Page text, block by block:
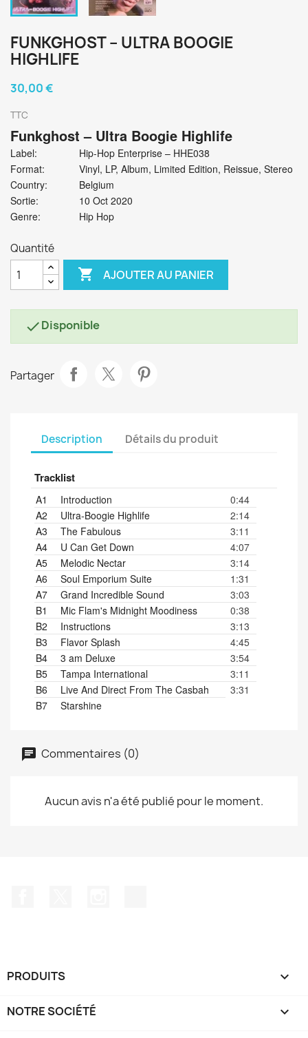
FUNKGHOST ‎– ULTRA BOOGIE
HIGHLIFE
30,00 €
TTC
Funkghost ‎– Ultra Boogie Highlife
Label:
Hip-Hop Enterprise ‎– HHE038
Format:
Vinyl, LP, Album, Limited Edition, Reissue, Stereo
Country:
Belgium
Sortie:
10 Oct 2020
Genre:
Hip Hop
Quantité
 AJOUTER AU PANIER
Disponible
Partager
Description Détails du produit
Tracklist
A1 Introduction
0:44
A2
Ultra-Boogie Highlife
2:14
A3
The Fabulous
3:11
A4
U Can Get Down
4:07
A5
Melodic Nectar
3:14
A6
Soul Emporium Suite
1:31
A7
Grand Incredible Sound
3:03
B1
Mic Flam's Midnight Moodiness
0:38
B2
Instructions
3:13
B3
Flavor Splash
4:45
B4
3 am Deluxe
3:54
B5
Tampa International
3:11
B6
Live And Direct From The Casbah
3:31
B7
Starshine
Commentaires (0)
Aucun avis n'a été publié pour le moment.
PRODUITS 
NOTRE SOCIÉTÉ 